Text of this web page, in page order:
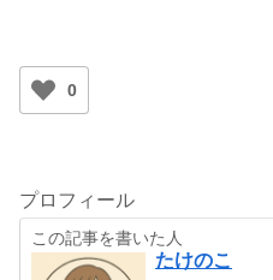
0
プロフィール
この記事を書いた人
たけのこ